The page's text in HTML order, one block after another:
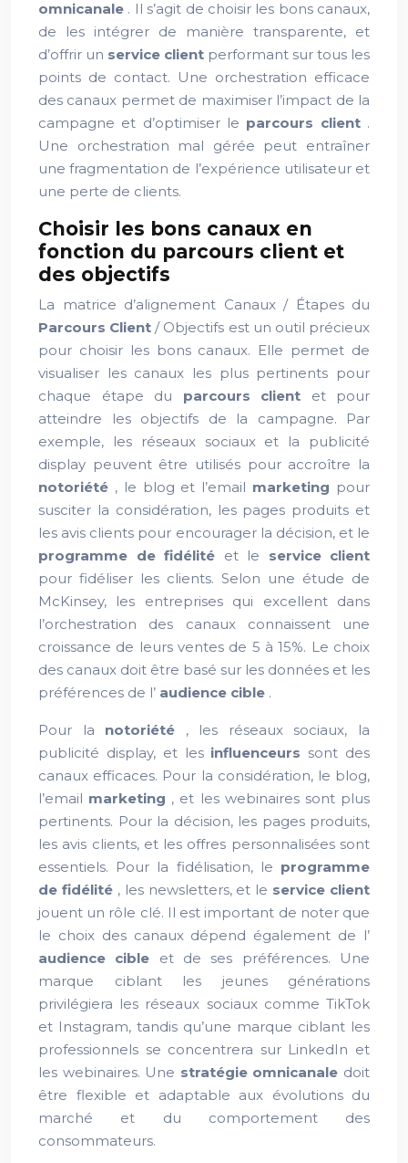
omnicanale . Il s’agit de choisir les bons canaux,
de les intégrer de manière transparente, et
d’offrir un service client performant sur tous les
points de contact. Une orchestration efficace
des canaux permet de maximiser l’impact de la
campagne et d’optimiser le parcours client .
Une orchestration mal gérée peut entraîner
une fragmentation de l’expérience utilisateur et
une perte de clients.
Choisir les bons canaux en
fonction du parcours client et
des objectifs
La matrice d’alignement Canaux / Étapes du
Parcours Client/ Objectifs est un outil précieux
pour choisir les bons canaux. Elle permet de
visualiser les canaux les plus pertinents pour
chaque étape du parcours client et pour
atteindre les objectifs de la campagne. Par
exemple, les réseaux sociaux et la publicité
display peuvent être utilisés pour accroître la
notoriété , le blog et l’email marketing pour
susciter la considération, les pages produits et
les avis clients pour encourager la décision, et le
programme de fidélité et le service client
pour fidéliser les clients. Selon une étude de
McKinsey, les entreprises qui excellent dans
l’orchestration des canaux connaissent une
croissance de leurs ventes de 5 à 15%. Le choix
des canaux doit être basé sur les données et les
préférences de l’ audience cible .
Pour la notoriété , les réseaux sociaux, la
publicité display, et les influenceurs sont des
canaux efficaces. Pour la considération, le blog,
l’email marketing , et les webinaires sont plus
pertinents. Pour la décision, les pages produits,
les avis clients, et les offres personnalisées sont
essentiels. Pour la fidélisation, le programme
de fidélité , les newsletters, et le service client
jouent un rôle clé. Il est important de noter que
le choix des canaux dépend également de l’
audience cible et de ses préférences. Une
marque ciblant les jeunes générations
privilégiera les réseaux sociaux comme TikTok
et Instagram, tandis qu’une marque ciblant les
professionnels se concentrera sur LinkedIn et
les webinaires. Une stratégie omnicanale doit
être flexible et adaptable aux évolutions du
marché et du comportement des
consommateurs.